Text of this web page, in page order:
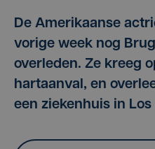
De Amerikaanse
vorige week nog
overleden. Ze kreeg
hartaanval, en
een ziekenhuis in Los